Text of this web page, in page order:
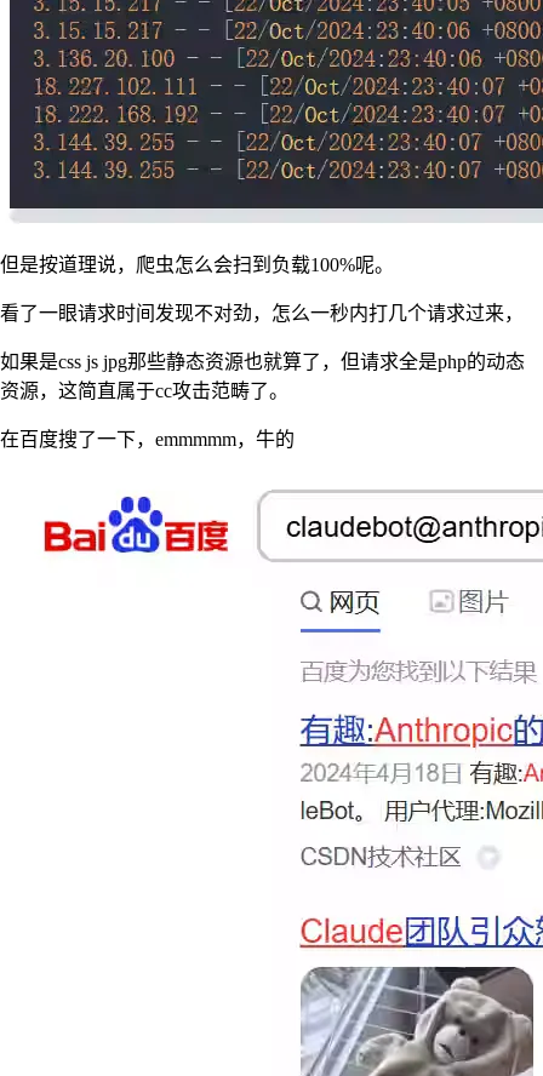
但是按道理说，爬虫怎么会扫到负载100%呢。
看了一眼请求时间发现不对劲，怎么一秒内打几个请求过来，
如果是css js jpg那些静态资源也就算了，但请求全是php的动态
资源，这简直属于cc攻击范畴了。
在百度搜了一下，emmmmm，牛的